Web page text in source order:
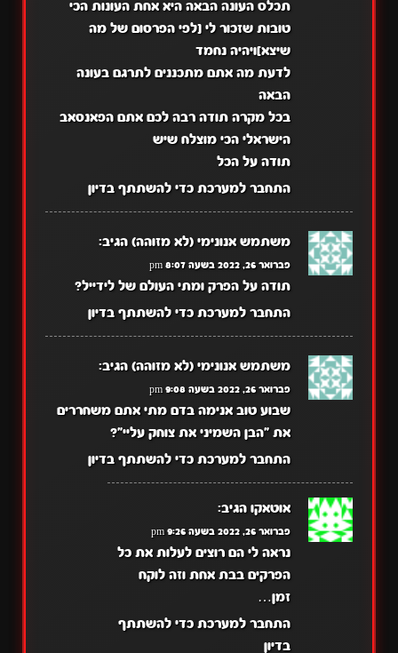
תכלס העונה הבאה היא אחת העונות הכי
טובות שזכור לי [לפי הפרסום של מה
שיצא]ויהיה נחמד
לדעת מה אתם מתכננים לתרגם בעונה
הבאה
בכל מקרה תודה רבה לכם אתם הפאנסאב
הישראלי הכי מוצלח שיש
תודה על הכל
התחבר למערכת כדי להשתתף בדיון
משתמש אנונימי (לא מזוהה) הגיב:
פברואר 26, 2022 בשעה 8:07 pm
תודה על הפרק ומתי העולם של לידייל?
התחבר למערכת כדי להשתתף בדיון
משתמש אנונימי (לא מזוהה) הגיב:
פברואר 26, 2022 בשעה 9:08 pm
שבוע טוב אנימה בדם מתי אתם משחררים
את "הבן השמיני את צוחק עליי"?
התחבר למערכת כדי להשתתף בדיון
אוטאקו הגיב:
פברואר 26, 2022 בשעה 9:26 pm
נראה לי הם רוצים לעלות את כל
הפרקים בבת אחת וזה לוקח
זמן…
התחבר למערכת כדי להשתתף
בדיון